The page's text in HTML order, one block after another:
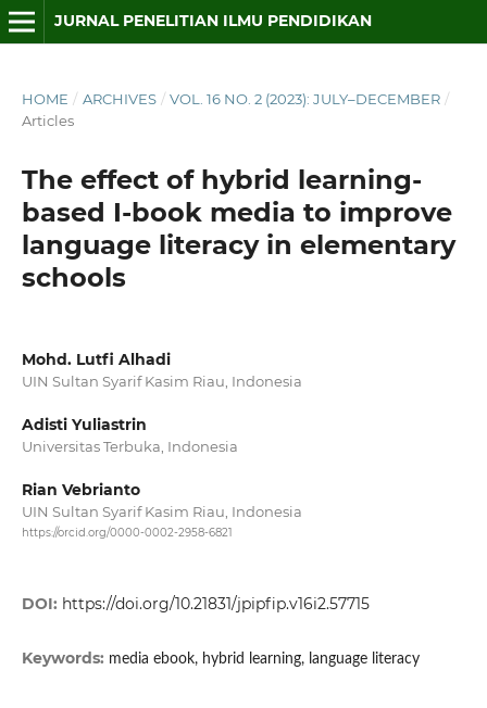
JURNAL PENELITIAN ILMU PENDIDIKAN
HOME / ARCHIVES / VOL. 16 NO. 2 (2023): JULY–DECEMBER /
Articles
The effect of hybrid learning-
based I-book media to improve
language literacy in elementary
schools
Mohd. Lutfi Alhadi
UIN Sultan Syarif Kasim Riau, Indonesia
Adisti Yuliastrin
Universitas Terbuka, Indonesia
Rian Vebrianto
UIN Sultan Syarif Kasim Riau, Indonesia
https://orcid.org/0000-0002-2958-6821
DOI: https://doi.org/10.21831/jpipfip.v16i2.57715
Keywords: media ebook, hybrid learning, language literacy